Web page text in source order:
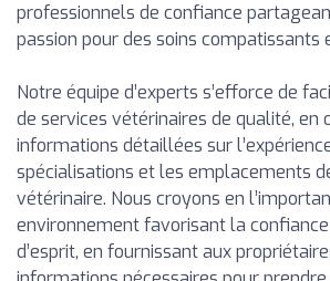
professionnels de confiance
passion pour des soins compatissants
Notre équipe d’experts s’efforce de
de services vétérinaires de qualité, en
informations détaillées sur
spécialisations et les emplacements
vétérinaire. Nous croyons en
environnement favorisant la
d’esprit, en fournissant aux